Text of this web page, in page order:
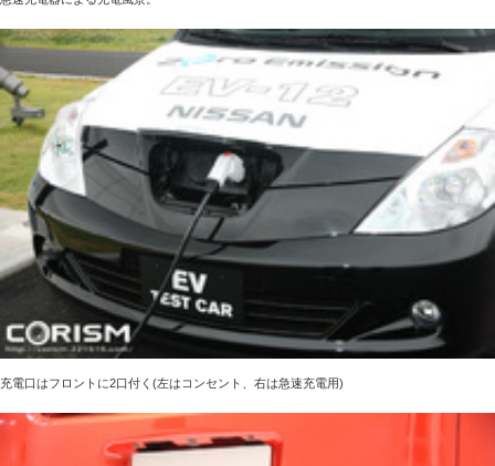
充電口はフロントに2口付く(左はコンセント、右は急速充電用)